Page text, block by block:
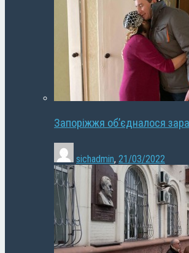
Запоріжжя об’єдналося
sichadmin, 21/03/2022